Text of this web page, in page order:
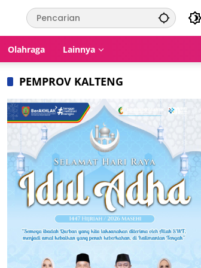
Olahraga Lainnya
PEMPROV KALTENG